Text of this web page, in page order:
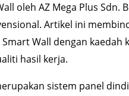
oleh AZ Mega Plus
Artikel ini
Smart Wall dengan
hasil kerja.
sistem panel